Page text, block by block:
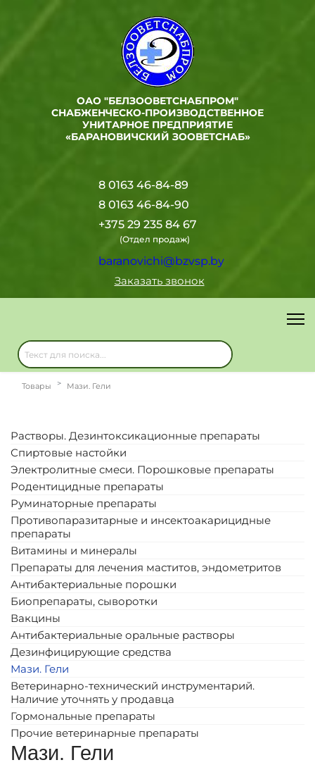
ОАО "БЕЛЗООВЕТСНАБПРОМ"
СНАБЖЕНЧЕСКО-ПРОИЗВОДСТВЕННОЕ
УНИТАРНОЕ ПРЕДПРИЯТИЕ
«БАРАНОВИЧСКИЙ ЗООВЕТСНАБ»
8 0163 46-84-89
8 0163 46-84-90
+375 29 235 84 67
(Отдел продаж)
baranovichi@bzvsp.by
Заказать звонок
Товары Мази. Гели
Растворы. Дезинтоксикационные препараты
Спиртовые настойки
Электролитные смеси. Порошковые препараты
Родентицидные препараты
Руминаторные препараты
Противопаразитарные и инсектоакарицидные
препараты
Витамины и минералы
Препараты для лечения маститов, эндометритов
Антибактериальные порошки
Биопрепараты, сыворотки
Вакцины
Антибактериальные оральные растворы
Дезинфицирующие средства
Мази. Гели
Ветеринарно-технический инструментарий.
Наличие уточнять у продавца
Гормональные препараты
Прочие ветеринарные препараты
Мази. Гели